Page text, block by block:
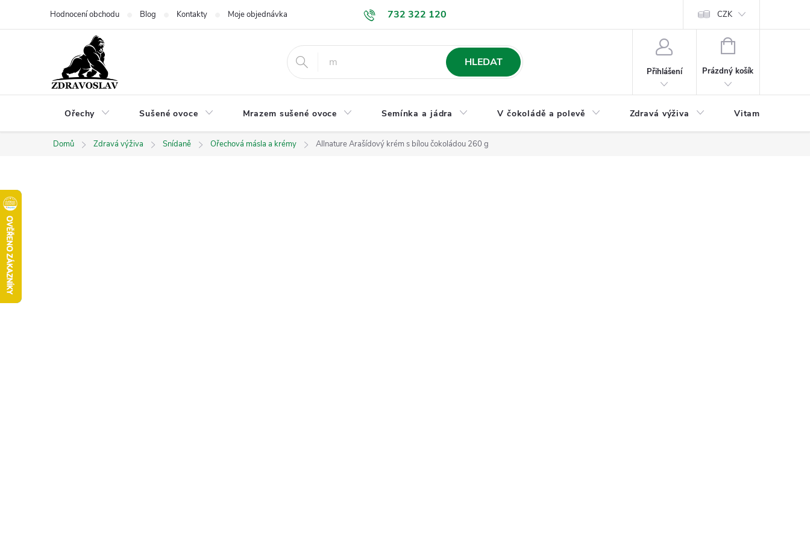
732 322 120
Hodnocení obchodu Blog Kontakty Moje objednávka GDPR a ochrana osobních údajů Jak nakupovat Formulář pro odstoupení od
CZK
HLEDAT
Přihlášení
NÁKUPNÍ
Prázdný košík
Ořechy Sušené ovoce Mrazem sušené ovoce Semínka a jádra V čokoládě a polevě Zdravá výživa Vitamíny a
Domů Zdravá výživa Snídaně Ořechová másla a krémy Allnature Arašídový krém s bílou čokoládou 260 g